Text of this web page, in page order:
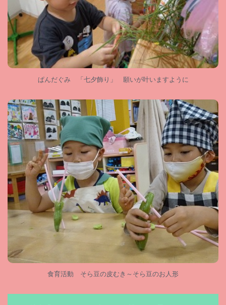
ぱんだぐみ 「七夕飾り」 願いが叶いますように
食育活動 そら豆の皮むき～そら豆のお人形